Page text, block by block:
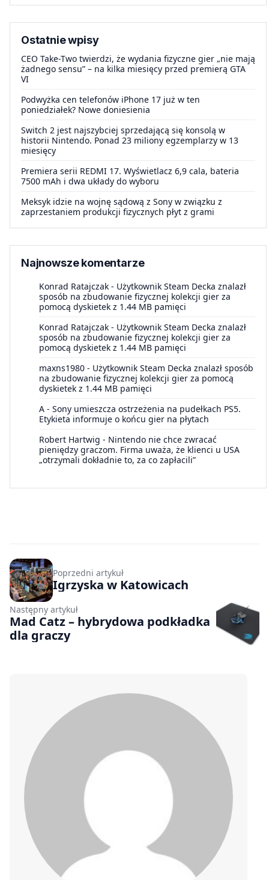
Ostatnie wpisy
CEO Take-Two twierdzi, że wydania fizyczne gier „nie mają
żadnego sensu” – na kilka miesięcy przed premierą GTA
VI
Podwyżka cen telefonów iPhone 17 już w ten
poniedziałek? Nowe doniesienia
Switch 2 jest najszybciej sprzedającą się konsolą w
historii Nintendo. Ponad 23 miliony egzemplarzy w 13
miesięcy
Premiera serii REDMI 17. Wyświetlacz 6,9 cala, bateria
7500 mAh i dwa układy do wyboru
Meksyk idzie na wojnę sądową z Sony w związku z
zaprzestaniem produkcji fizycznych płyt z grami
Najnowsze komentarze
Konrad Ratajczak - Użytkownik Steam Decka znalazł
sposób na zbudowanie fizycznej kolekcji gier za
pomocą dyskietek z 1.44 MB pamięci
Konrad Ratajczak - Użytkownik Steam Decka znalazł
sposób na zbudowanie fizycznej kolekcji gier za
pomocą dyskietek z 1.44 MB pamięci
maxns1980 - Użytkownik Steam Decka znalazł sposób
na zbudowanie fizycznej kolekcji gier za pomocą
dyskietek z 1.44 MB pamięci
A - Sony umieszcza ostrzeżenia na pudełkach PS5.
Etykieta informuje o końcu gier na płytach
Robert Hartwig - Nintendo nie chce zwracać
pieniędzy graczom. Firma uważa, że klienci u USA
„otrzymali dokładnie to, za co zapłacili”
Poprzedni artykuł
Igrzyska w Katowicach
Następny artykuł
Mad Catz – hybrydowa podkładka
dla graczy